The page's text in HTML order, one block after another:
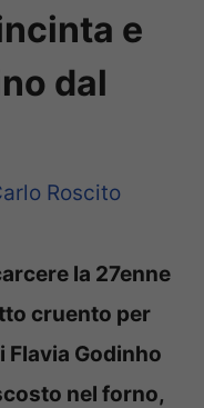
e
dal
Roscito
la 27enne
cruento per
Godinho
nel forno,